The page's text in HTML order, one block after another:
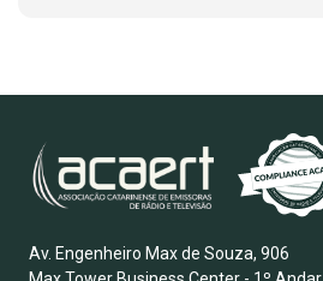
Av. Engenheiro Max de Souza, 906